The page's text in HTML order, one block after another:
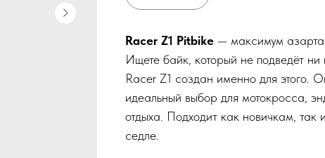
Racer Z1 Pitbike — максимум
Ищете байк, который не подведёт
Racer Z1 создан именно для этого.
идеальный выбор для мотокросса,
отдыха. Подходит как новичкам, так
седле.